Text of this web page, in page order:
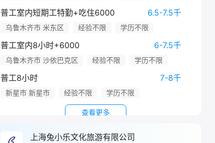
普工室内短期工特勤+吃住6000 6.5-7.5千
乌鲁木齐市 米东区 经验不限 学历不限
普工室内8小时+6000 6-7.5千
乌鲁木齐市 沙依巴克区 经验不限 学历不限
普工8小时 7-8千
新星市 新星市 经验不限 学历不限
查看更多
上海兔小乐文化旅游有限公司